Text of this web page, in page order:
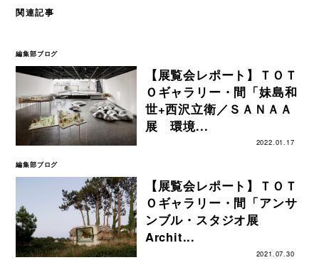
関連記事
編集部ブログ
【展覧会レポート】ＴＯＴ
Ｏギャラリー・間「妹島和
世+西沢立衛／ＳＡＮＡＡ
展 環境...
2022.01.17
編集部ブログ
【展覧会レポート】ＴＯＴ
Ｏギャラリー・間「アンサ
ンブル・スタジオ展
Archit...
2021.07.30